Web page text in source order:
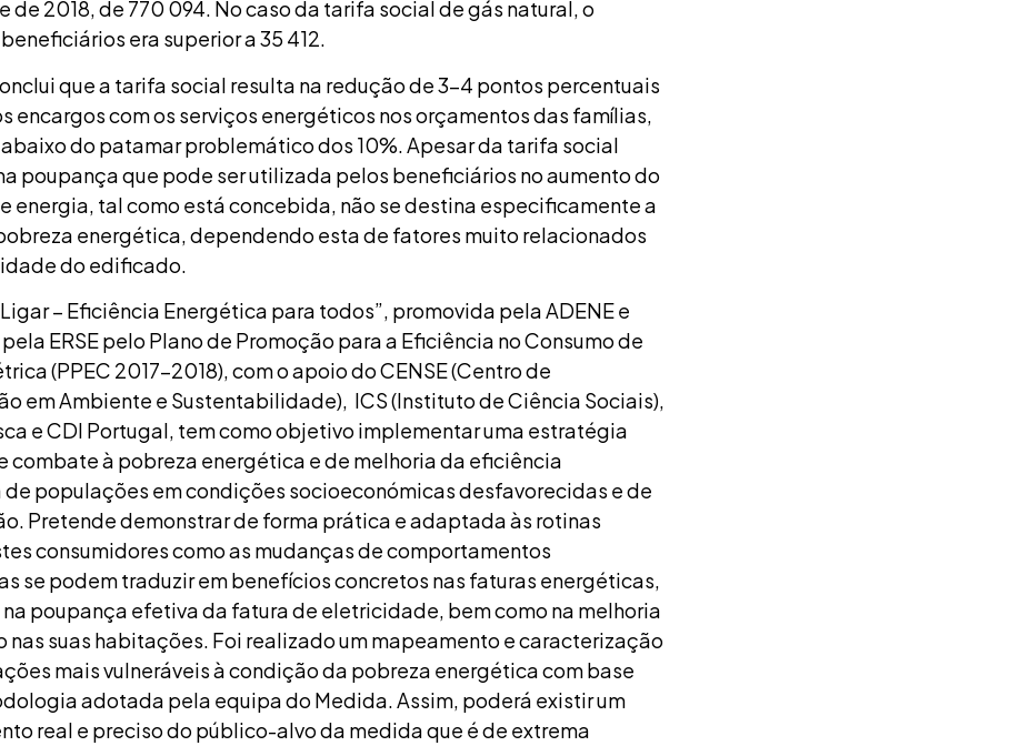
de 2018, de 770 094. No caso da tarifa social de gás natural, o
era superior a 35 412.
que a tarifa social resulta na redução de 3-4 pontos percentuais
encargos com os serviços energéticos nos orçamentos das famílias,
abaixo do patamar problemático dos 10%. Apesar da tarifa social
poupança que pode ser utilizada pelos beneficiários no aumento do
energia, tal como está concebida, não se destina especificamente a
energética, dependendo esta de fatores muito relacionados
do edificado.
– Eficiência Energética para todos”, promovida pela ADENE e
ERSE pelo Plano de Promoção para a Eficiência no Consumo de
(PPEC 2017-2018), com o apoio do CENSE (Centro de
em Ambiente e Sustentabilidade), ICS (Instituto de Ciência Sociais),
e CDI Portugal, tem como objetivo implementar uma estratégia
combate à pobreza energética e de melhoria da eficiência
populações em condições socioeconómicas desfavorecidas e de
Pretende demonstrar de forma prática e adaptada às rotinas
consumidores como as mudanças de comportamentos
se podem traduzir em benefícios concretos nas faturas energéticas,
poupança efetiva da fatura de eletricidade, bem como na melhoria
nas suas habitações. Foi realizado um mapeamento e caracterização
mais vulneráveis à condição da pobreza energética com base
adotada pela equipa do Medida. Assim, poderá existir um
real e preciso do público-alvo da medida que é de extrema